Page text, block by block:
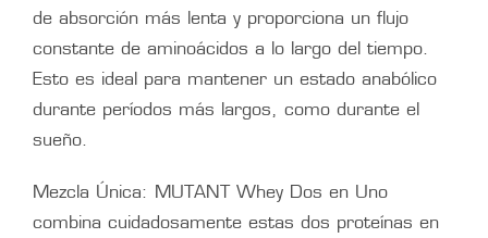
de absorción más lenta y proporciona un flujo
constante de aminoácidos a lo largo del tiempo.
Esto es ideal para mantener un estado anabólico
durante períodos más largos, como durante el
sueño.
Mezcla Única: MUTANT Whey Dos en Uno
combina cuidadosamente estas dos proteínas en